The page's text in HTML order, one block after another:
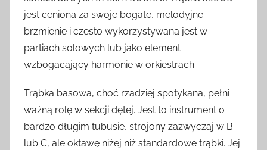
jest ceniona za swoje bogate, melodyjne
brzmienie i często wykorzystywana jest w
partiach solowych lub jako element
wzbogacający harmonie w orkiestrach.
Trąbka basowa, choć rzadziej spotykana, pełni
ważną rolę w sekcji dętej. Jest to instrument o
bardzo długim tubusie, strojony zazwyczaj w B
lub C, ale oktawę niżej niż standardowe trąbki. Jej